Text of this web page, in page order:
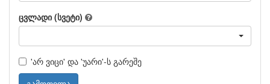
ცვლადი (სვეტი)
'არ ვიცი' და 'უარი'-ს გარეშე